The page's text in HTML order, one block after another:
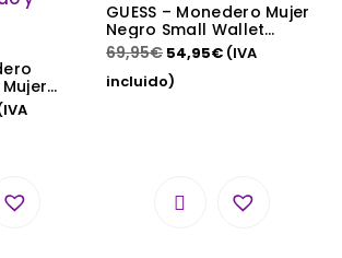
con
GUESS – Monedero Mujer
Negro Small Wallet
SWBLEJP1964 Logo
Dorado Oferta
69,95€ 54,95€ (IVA
incluido)